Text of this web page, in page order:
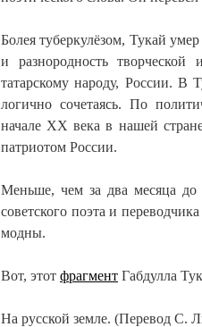
Болея туберкулёзом, Тукай
и разнородность
татарскому народу, России. В
логично сочетаясь. По
начале XX века в нашей
патриотом России.
Меньше, чем за два месяца до
советского поэта и
модны.
Вот, этот фрагмент Габдулла
На русской земле. (Перевод С.